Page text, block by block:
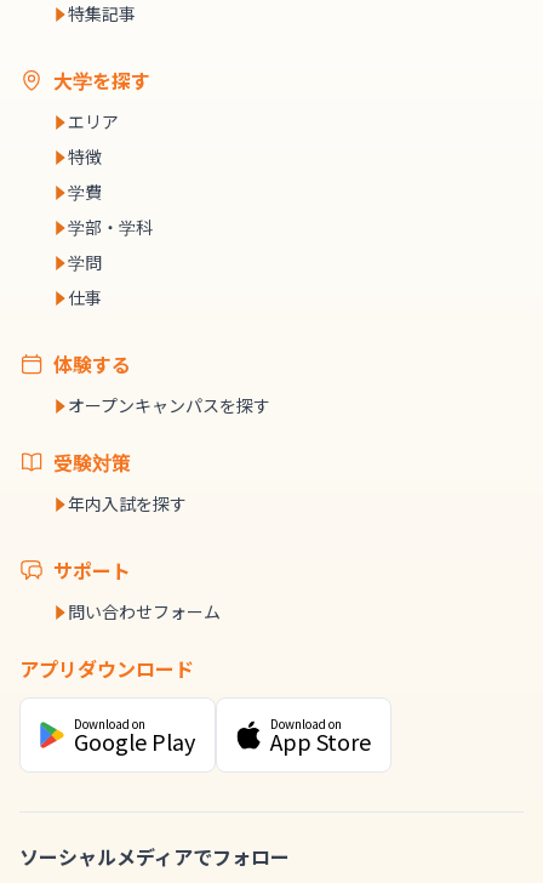
特集記事
大学を探す
エリア
特徴
学費
学部・学科
学問
仕事
体験する
オープンキャンパスを探す
受験対策
年内入試を探す
サポート
問い合わせフォーム
アプリダウンロード
Download on
Google Play
Download on
App Store
ソーシャルメディアでフォロー